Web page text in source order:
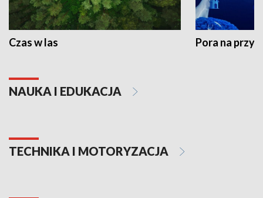
Czas w las Pora na
NAUKA I EDUKACJA
TECHNIKA I MOTORYZACJA